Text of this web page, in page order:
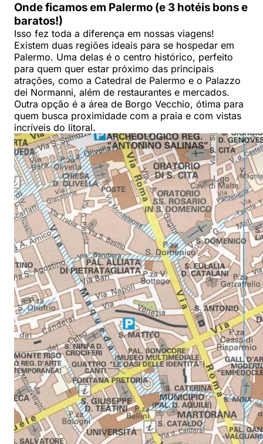
Onde ficamos em Palermo (e 3 hotéis bons e
baratos!)
Isso fez toda a diferença em nossas viagens!
Existem duas regiões ideais para se hospedar em
Palermo. Uma delas é o centro histórico, perfeito
para quem quer estar próximo das principais
atrações, como a Catedral de Palermo e o Palazzo
dei Normanni, além de restaurantes e mercados.
Outra opção é a área de Borgo Vecchio, ótima para
quem busca proximidade com a praia e com vistas
incríveis do litoral.